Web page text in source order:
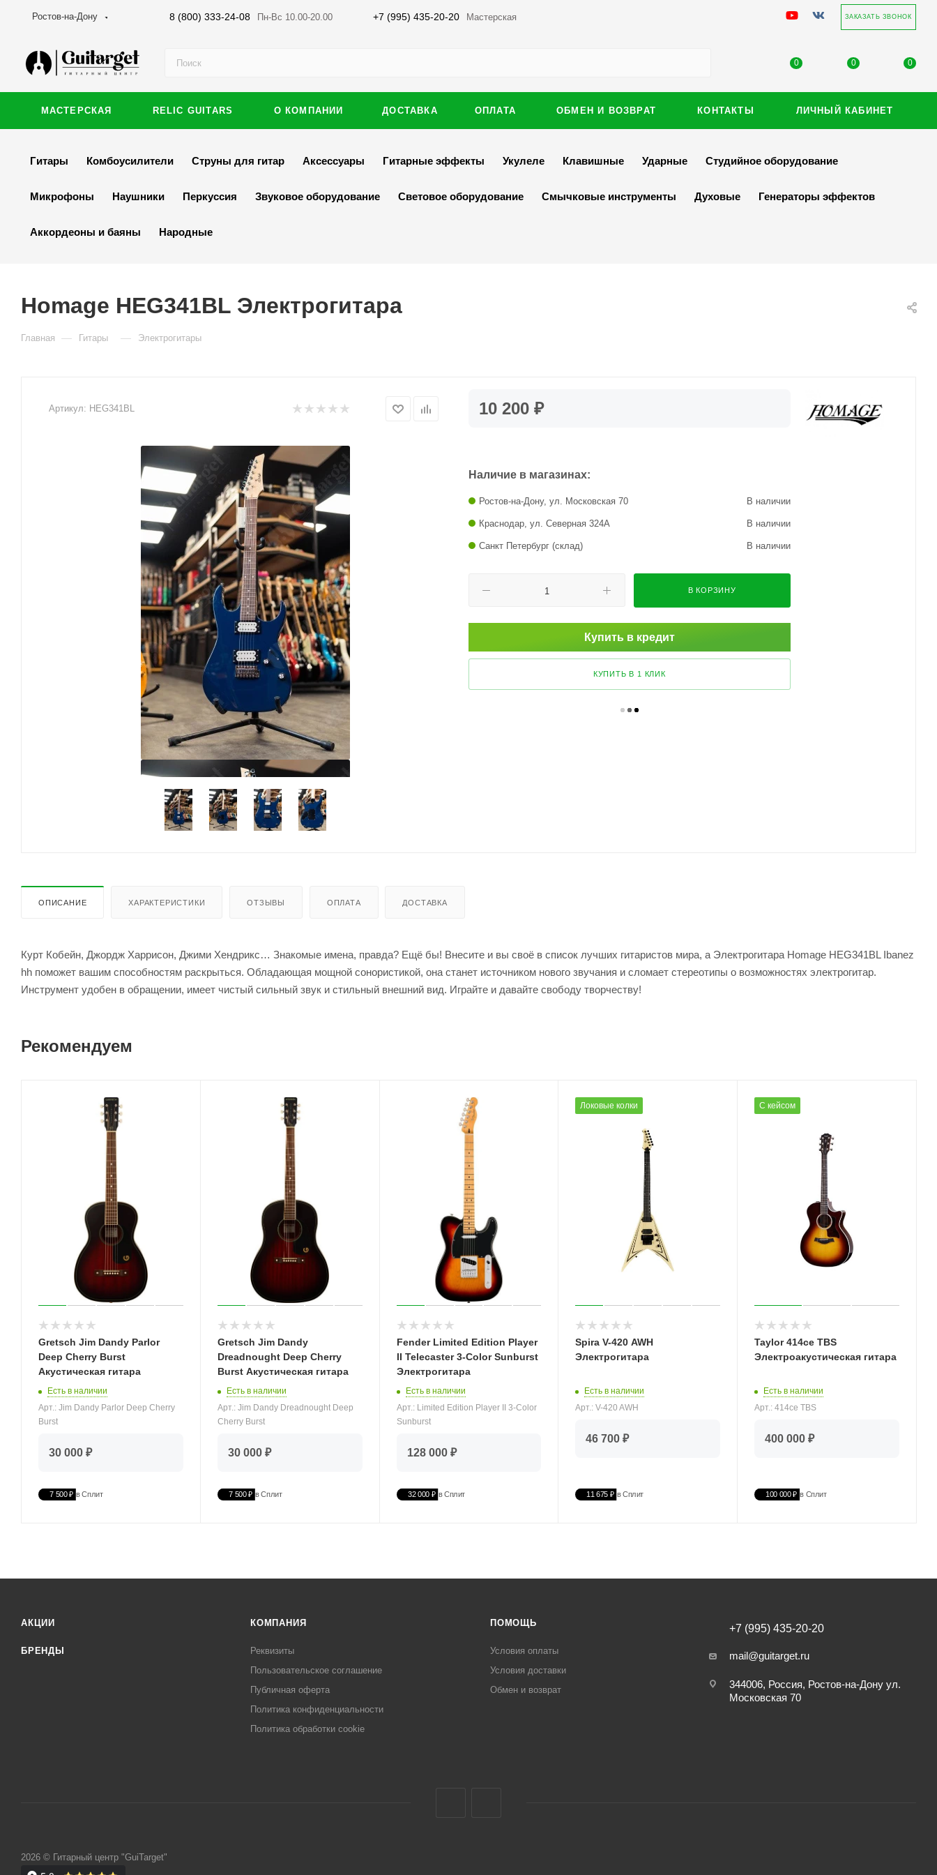
Ростов-на-Дону 8 (800) 333-24-08 Пн-Вс 10.00-20.00 +7 (995) 435-20-20 Мастерская ЗАКАЗАТЬ ЗВОНОК
0 0 0
МАСТЕРСКАЯ RELIC GUITARS О КОМПАНИИ ДОСТАВКА ОПЛАТА ОБМЕН И ВОЗВРАТ КОНТАКТЫ ЛИЧНЫЙ КАБИНЕТ
Гитары Комбоусилители Струны для гитар Аксессуары Гитарные эффекты Укулеле Клавишные Ударные Студийное оборудование
Микрофоны Наушники Перкуссия Звуковое оборудование Световое оборудование Смычковые инструменты Духовые Генераторы эффектов
Аккордеоны и баяны Народные
Homage HEG341BL Электрогитара
Главная — Гитары — Электрогитары
Артикул: HEG341BL 10 200 ₽
Наличие в магазинах:
Краснодар, ул. Северная 324А В наличии
Ростов-на-Дону, ул. Московская 70 В наличии
Санкт Петербург (склад) В наличии
В КОРЗИНУ
Купить в кредит
КУПИТЬ В 1 КЛИК
ОПИСАНИЕ ХАРАКТЕРИСТИКИ ОТЗЫВЫ ОПЛАТА ДОСТАВКА
Курт Кобейн, Джордж Харрисон, Джими Хендрикс… Знакомые имена, правда? Ещё бы! Внесите и вы своё в список лучших гитаристов мира, а Электрогитара Homage HEG341BL Ibanez
hh поможет вашим способностям раскрыться. Обладающая мощной сонористикой, она станет источником нового звучания и сломает стереотипы о возможностях электрогитар.
Инструмент удобен в обращении, имеет чистый сильный звук и стильный внешний вид. Играйте и давайте свободу творчеству!
Рекомендуем
Gretsch Jim Dandy Parlor
Deep Cherry Burst
Акустическая гитара
Есть в наличии
Арт.: Jim Dandy Parlor Deep Cherry
Burst
30 000 ₽
7 500 ₽ в Сплит
Gretsch Jim Dandy
Dreadnought Deep Cherry
Burst Акустическая гитара
Есть в наличии
Арт.: Jim Dandy Dreadnought Deep
Cherry Burst
30 000 ₽
7 500 ₽ в Сплит
Fender Limited Edition Player
II Telecaster 3-Color Sunburst
Электрогитара
Есть в наличии
Арт.: Limited Edition Player II 3-Color
Sunburst
128 000 ₽
32 000 ₽ в Сплит
Локовые колки
Spira V-420 AWH
Электрогитара
Есть в наличии
Арт.: V-420 AWH
46 700 ₽
11 675 ₽ в Сплит
С кейсом
Taylor 414ce TBS
Электроакустическая гитара
Есть в наличии
Арт.: 414ce TBS
400 000 ₽
100 000 ₽ в Сплит
АКЦИИ
БРЕНДЫ
КОМПАНИЯ
Реквизиты
Пользовательское соглашение
Публичная оферта
Политика конфиденциальности
Политика обработки cookie
ПОМОЩЬ
Условия оплаты
Условия доставки
Обмен и возврат
+7 (995) 435-20-20
mail@guitarget.ru
344006, Россия, Ростов-на-Дону ул.
Московская 70
2026 © Гитарный центр "GuiTarget"